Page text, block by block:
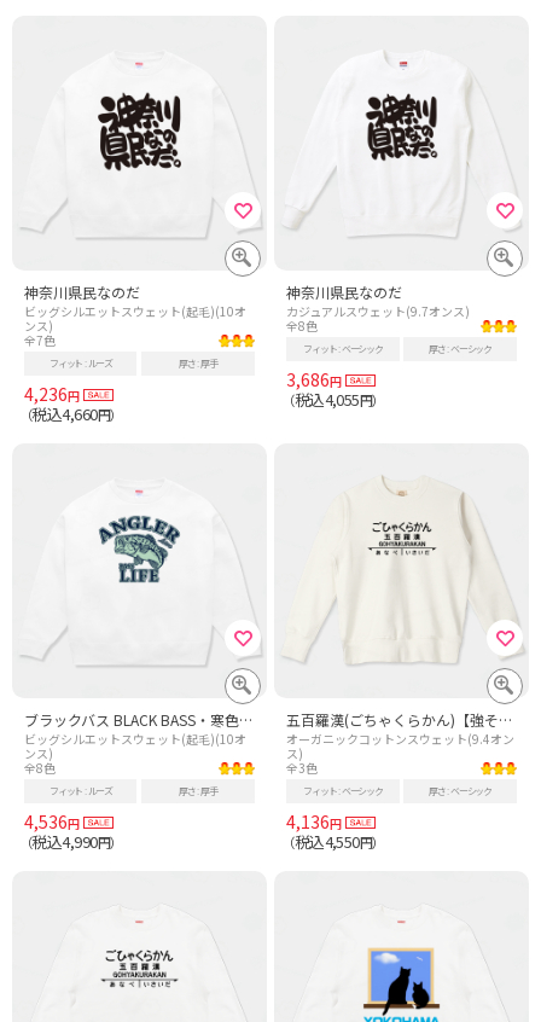
神奈川県民なのだ
ビッグシルエットスウェット(起毛)(10オ
ンス)
全7色
フィット ルーズ 厚さ 厚手
4,236円
（税込4,660円）
神奈川県民なのだ
カジュアルスウェット(9.7オンス)
全8色
フィット ベーシック 厚さ ベーシック
3,686円
（税込4,055円）
ブラックバス BLACK BASS・寒色・アングラーライフ・ブラックバスイラスト・文字・ブラックバスデザイン・ブラックバスグッズ・魚・サカナ・淡水魚・オオクチバス・湖 グラフィック
ビッグシルエットスウェット(起毛)(10オ
ンス)
全8色
フィット ルーズ 厚さ 厚手
4,536円
（税込4,990円）
五百羅漢(ごちゃくらかん)【強そうな駅名】昭和レトロ駅標デザイン
オーガニックコットンスウェット(9.4オン
ス)
全3色
フィット ベーシック 厚さ ベーシック
4,136円
（税込4,550円）